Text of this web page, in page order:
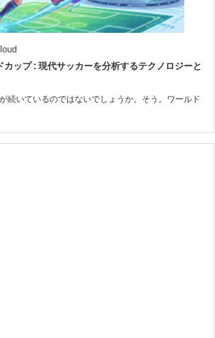
ップ : 現代サッカーを分析するテクノロジーと
続いているのではないでしょうか。そう。ワールド